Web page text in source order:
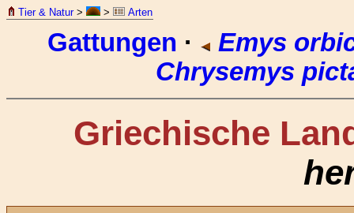
Tier & Natur> > Arten
Gattungen ·
Emys
Chrysemys
Griechische